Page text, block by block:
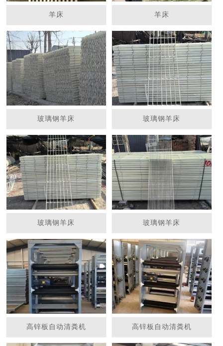
羊床 羊床
玻璃钢羊床 玻璃钢羊床
玻璃钢羊床 玻璃钢羊床
高锌板自动清粪机 高锌板自动清粪机